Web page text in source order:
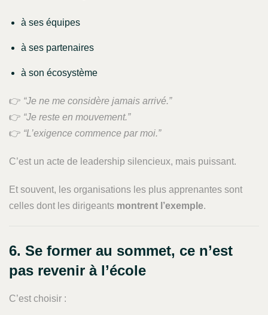
à ses équipes
à ses partenaires
à son écosystème
👉 “Je ne me considère jamais arrivé.”
👉 “Je reste en mouvement.”
👉 “L’exigence commence par moi.”
C’est un acte de leadership silencieux, mais puissant.
Et souvent, les organisations les plus apprenantes sont
celles dont les dirigeants montrent l’exemple.
6. Se former au sommet, ce n’est
pas revenir à l’école
C’est choisir :